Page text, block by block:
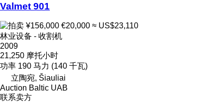
Valmet 901
¥156,000 €20,000 ≈ US$23,110
林业设备 - 收割机
2009
21,250 摩托小时
功率 190 马力 (140 千瓦)
立陶宛, Šiauliai
Auction Baltic UAB
联系卖方